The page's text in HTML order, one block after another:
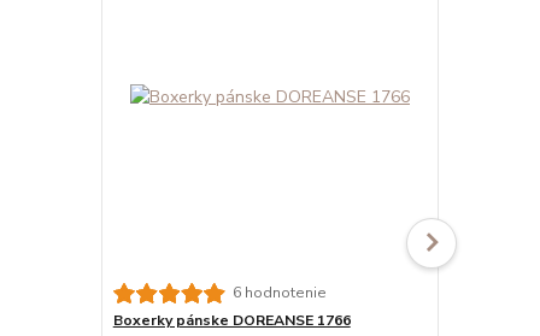
6 hodnotenie
Boxerky pánske DOREANSE 1766